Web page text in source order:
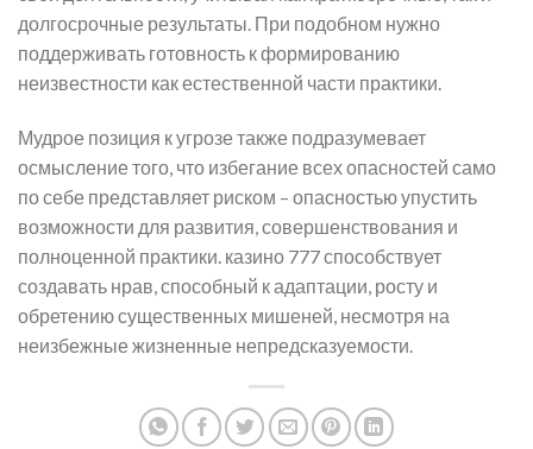
долгосрочные результаты. При подобном нужно
поддерживать готовность к формированию
неизвестности как естественной части практики.
Мудрое позиция к угрозе также подразумевает
осмысление того, что избегание всех опасностей само
по себе представляет риском – опасностью упустить
возможности для развития, совершенствования и
полноценной практики. казино 777 способствует
создавать нрав, способный к адаптации, росту и
обретению существенных мишеней, несмотря на
неизбежные жизненные непредсказуемости.